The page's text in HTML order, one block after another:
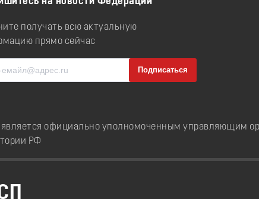
получать всю актуальную
прямо сейчас
официально уполномоченным управляющим
РФ